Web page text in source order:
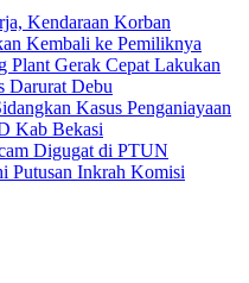
Kendaraan Korban
Kembali ke Pemiliknya
Plant Gerak Cepat Lakukan
Darurat Debu
Kasus Penganiayaan
Kab Bekasi
Digugat di PTUN
Putusan Inkrah Komisi